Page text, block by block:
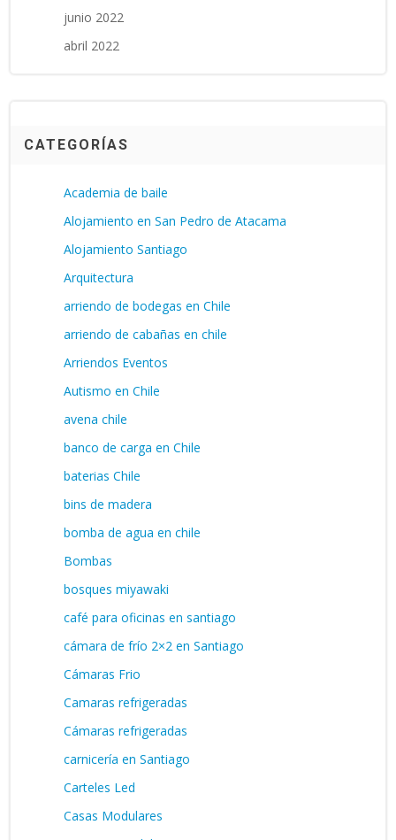
junio 2022
abril 2022
CATEGORÍAS
Academia de baile
Alojamiento en San Pedro de Atacama
Alojamiento Santiago
Arquitectura
arriendo de bodegas en Chile
arriendo de cabañas en chile
Arriendos Eventos
Autismo en Chile
avena chile
banco de carga en Chile
baterias Chile
bins de madera
bomba de agua en chile
Bombas
bosques miyawaki
café para oficinas en santiago
cámara de frío 2×2 en Santiago
Cámaras Frio
Camaras refrigeradas
Cámaras refrigeradas
carnicería en Santiago
Carteles Led
Casas Modulares